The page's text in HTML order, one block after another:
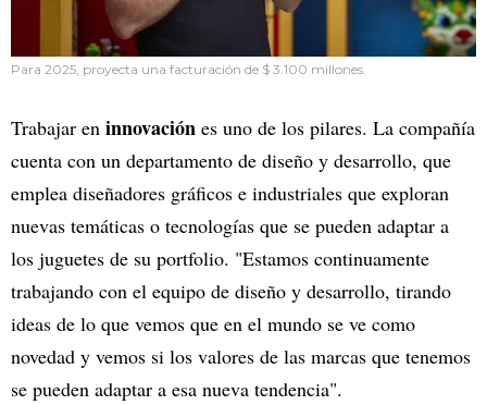
Para 2025, proyecta una facturación de $ 3.100 millones.
Trabajar en innovación es uno de los pilares. La compañía
cuenta con un departamento de diseño y desarrollo, que
emplea diseñadores gráficos e industriales que exploran
nuevas temáticas o tecnologías que se pueden adaptar a
los juguetes de su portfolio. "Estamos continuamente
trabajando con el equipo de diseño y desarrollo, tirando
ideas de lo que vemos que en el mundo se ve como
novedad y vemos si los valores de las marcas que tenemos
se pueden adaptar a esa nueva tendencia".